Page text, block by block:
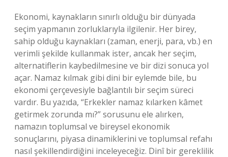
Ekonomi, kaynakların sınırlı olduğu bir dünyada
seçim yapmanın zorluklarıyla ilgilenir. Her birey,
sahip olduğu kaynakları (zaman, enerji, para, vb.) en
verimli şekilde kullanmak ister, ancak her seçim,
alternatiflerin kaybedilmesine ve bir dizi sonuca yol
açar. Namaz kılmak gibi dini bir eylemde bile, bu
ekonomi çerçevesiyle bağlantılı bir seçim süreci
vardır. Bu yazıda, “Erkekler namaz kılarken kâmet
getirmek zorunda mı?” sorusunu ele alırken,
namazın toplumsal ve bireysel ekonomik
sonuçlarını, piyasa dinamiklerini ve toplumsal refahı
nasıl şekillendirdiğini inceleyeceğiz. Dinî bir gereklilik